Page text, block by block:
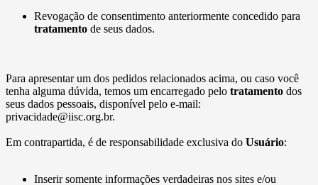
Revogação de consentimento anteriormente concedido para
tratamento de seus dados.
Para apresentar um dos pedidos relacionados acima, ou caso você
tenha alguma dúvida, temos um encarregado pelo tratamento dos
seus dados pessoais, disponível pelo e-mail:
privacidade@iisc.org.br.
Em contrapartida, é de responsabilidade exclusiva do Usuário:
Inserir somente informações verdadeiras nos sites e/ou